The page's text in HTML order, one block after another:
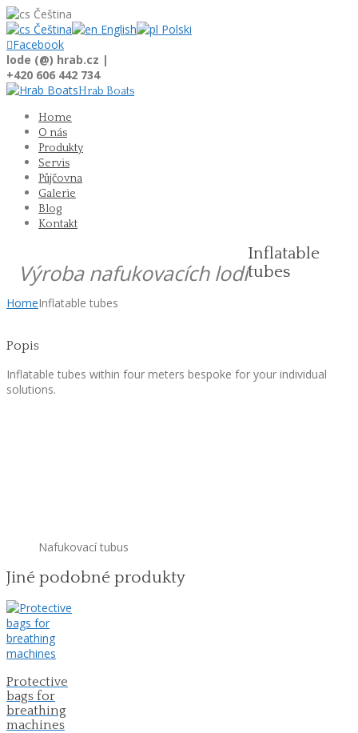
Čeština
Čeština
English
Polski
Facebook
lode (@) hrab.cz |
+420 606 442 734
Hrab Boats
Home
O nás
Produkty
Servis
Půjčovna
Galerie
Blog
Kontakt
Výroba nafukovacích lodí
Inflatable
tubes
HomeInflatable tubes
Popis
Inflatable tubes within four meters bespoke for your individual
solutions.
Nafukovací tubus
Jiné podobné produkty
Protective
bags for
breathing
machines